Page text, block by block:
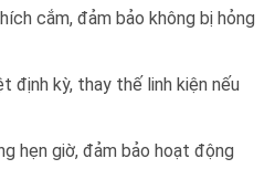
cắm, đảm bảo không bị hỏng
định kỳ, thay thế linh kiện nếu
hẹn giờ, đảm bảo hoạt động